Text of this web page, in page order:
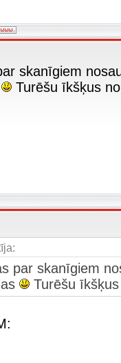
skanīgiem
Turēšu īkšķus
par skanīgiem
Turēšu